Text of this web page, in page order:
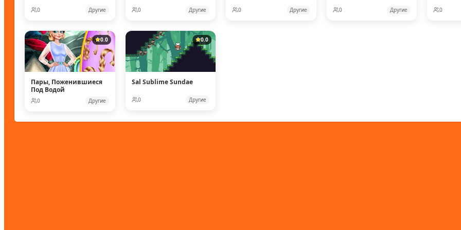
0 Другие 0 Другие 0 Другие 0 Другие 0
0.0
Пары, Поженившиеся
Под Водой
0 Другие
0.0
Sal Sublime Sundae
0 Другие